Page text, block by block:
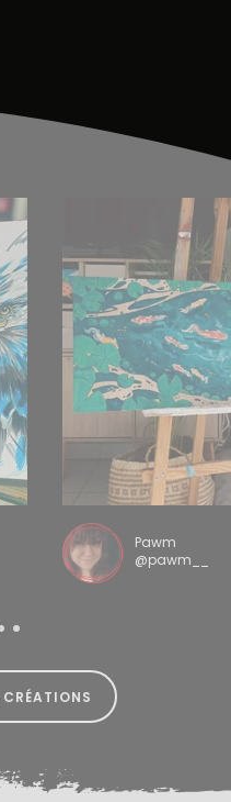
Pawm
@pawm__